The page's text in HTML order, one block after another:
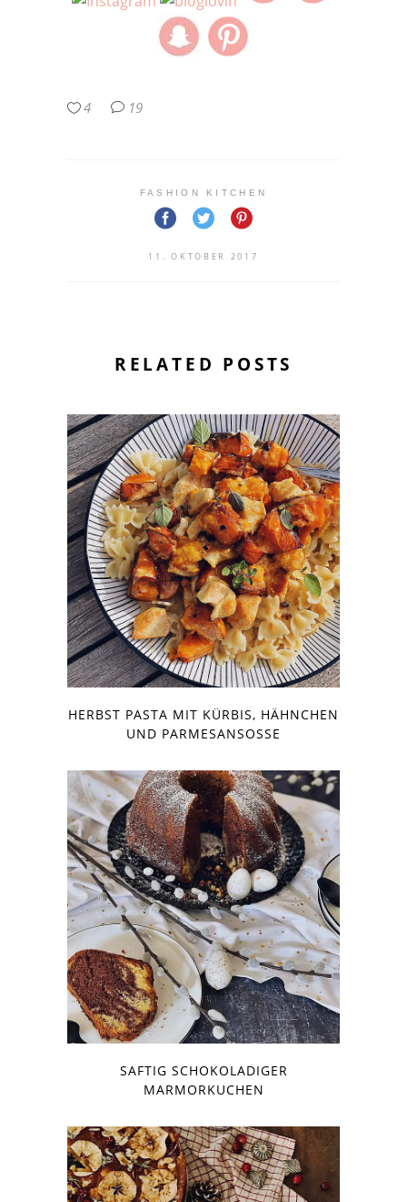
4 19
FASHION KITCHEN
11. OKTOBER 2017
RELATED POSTS
HERBST PASTA MIT KÜRBIS, HÄHNCHEN
UND PARMESANSOSSE
SAFTIG SCHOKOLADIGER
MARMORKUCHEN